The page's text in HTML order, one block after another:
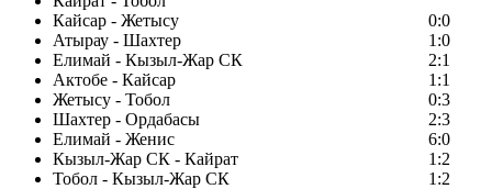
Кайсар - Жетысу
0:0
Атырау - Шахтер
1:0
Елимай - Кызыл-Жар СК
2:1
Актобе - Кайсар
1:1
Жетысу - Тобол
0:3
Шахтер - Ордабасы
2:3
Елимай - Женис
6:0
Кызыл-Жар СК - Кайрат
1:2
Тобол - Кызыл-Жар СК
1:2